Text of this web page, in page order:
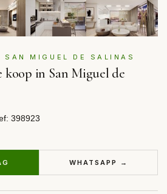
SAN MIGUEL DE SALINAS
koop in San Miguel de
398923
WHATSAPP →